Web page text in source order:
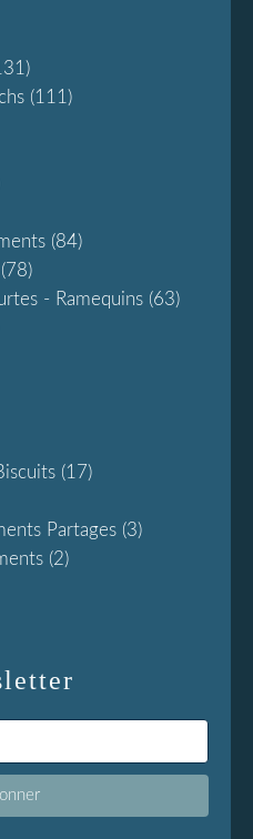
(111)
(84)
(78)
- Ramequins (63)
(17)
Partages (3)
(2)